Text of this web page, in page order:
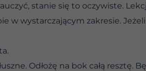
stanie się to oczywiste.
w wystarczającym zakresie.
Odłożę na bok całą resztę.